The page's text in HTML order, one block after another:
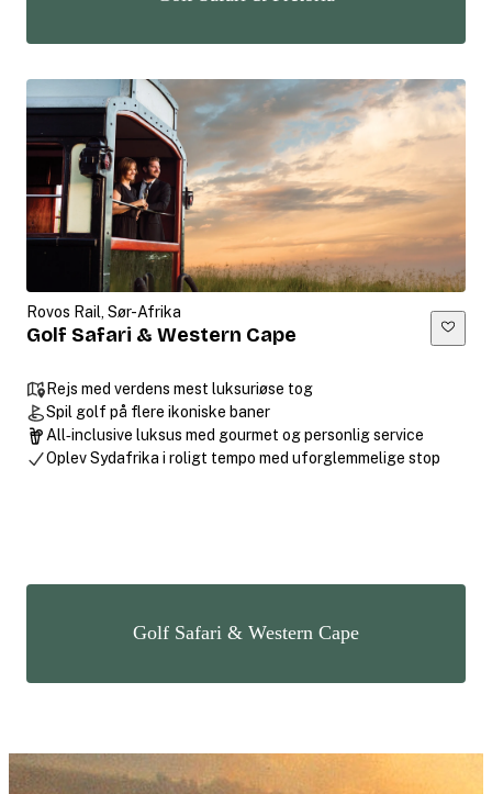
Rovos Rail, Sør-Afrika
Golf Safari & Western Cape
Rejs med verdens mest luksuriøse tog
Spil golf på flere ikoniske baner
All‑inclusive luksus med gourmet og personlig service
Oplev Sydafrika i roligt tempo med uforglemmelige stop
Golf Safari & Western Cape